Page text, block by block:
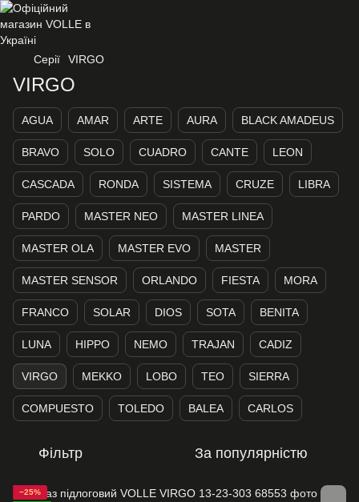
Серії VIRGO
VIRGO
AGUA AMAR ARTE AURA BLACK AMADEUS
BRAVO SOLO CUADRO CANTE LEON
CASCADA RONDA SISTEMA CRUZE LIBRA
PARDO MASTER NEO MASTER LINEA
MASTER OLA MASTER EVO MASTER
MASTER SENSOR ORLANDO FIESTA MORA
FRANCO SOLAR DIOS SOTA BENITA
LUNA HIPPO NEMO TRAJAN CADIZ
VIRGO MEKKO LOBO TEO SIERRA
COMPUESTO TOLEDO BALEA CARLOS
Фільтр За популярністю
−25%